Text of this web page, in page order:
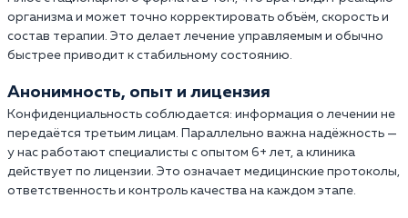
организма и может точно корректировать объём, скорость и
состав терапии. Это делает лечение управляемым и обычно
быстрее приводит к стабильному состоянию.
Анонимность, опыт и лицензия
Конфиденциальность соблюдается: информация о лечении не
передаётся третьим лицам. Параллельно важна надёжность —
у нас работают специалисты с опытом 6+ лет, а клиника
действует по лицензии. Это означает медицинские протоколы,
ответственность и контроль качества на каждом этапе.